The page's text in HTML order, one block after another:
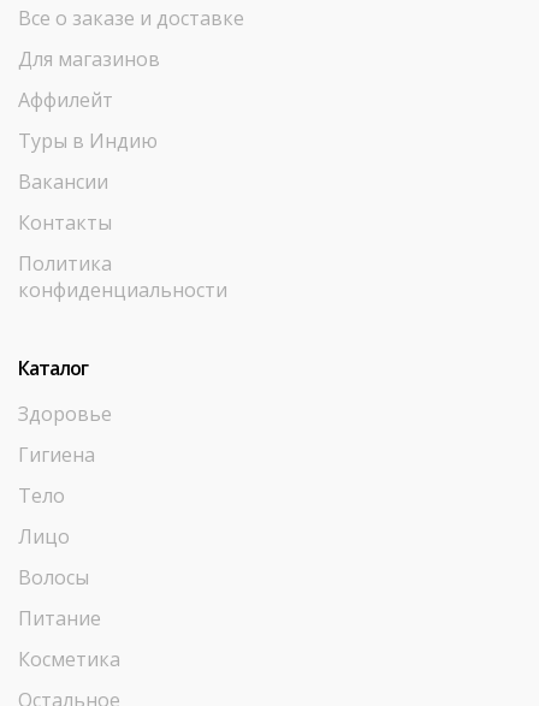
Все о заказе и доставке
Для магазинов
Аффилейт
Туры в Индию
Вакансии
Контакты
Политика
конфиденциальности
Каталог
Здоровье
Гигиена
Тело
Лицо
Волосы
Питание
Косметика
Остальное